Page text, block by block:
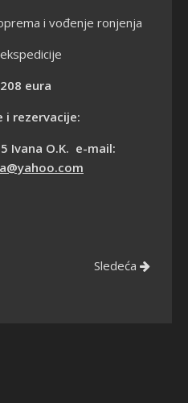
i vođenje ronjenja
eura
i rezervacije:
Ivana O.K. e-mail:
Sledeća